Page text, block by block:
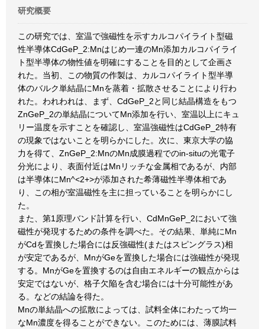
研究概要
この研究では、室温で強磁性を示すカルコパイライト型磁
性半導体CdGeP_2:Mnはじめ一連のMn添加カルコパイライ
ト型半導体の物性値を明確にすることを目的として企画さ
れた。当初、この物質の作製は、カルコパイライト型半導
体のバルク単結晶にMnを蒸着・拡散させることにより行わ
れた。われわれは、まず、CdGeP_2と同じ結晶構造をもつ
ZnGeP_2の単結晶についてMn添加を行い、室温以上にキュ
リー温度を示すことを確認し、室温強磁性はCdGeP_2特有
の現象ではないことを明らかにした。次に、東京大学の協
力を得て、ZnGeP_2:MnのMn成膜過程でのin-situの光電子
分光により、表面付近はMnリッチな金属相であるが、内部
は半導体にMn^<2+>が添加された希薄磁性半導体相であ
り、この相が室温磁性を主に担っていることを明らかにし
た。
また、第1原理バンド計算を行い、CdMnGeP_2において強
磁性が発現するための条件を調べた。その結果、単純にMn
がCdを置換した場合には反強磁性(またはスピングラス)相
が安定であるが、MnがGeを置換した場合には強磁性が発現
する。MnがGeを置換するのは自由エネルギーの観点からは
安定ではないが、格子欠陥を含む場合には十分可能性があ
る。などの結論を得た。
Mnの単結晶への拡散によっては、試料全体にわたって均一
なMn濃度を得ることができない。このためには、薄膜試料